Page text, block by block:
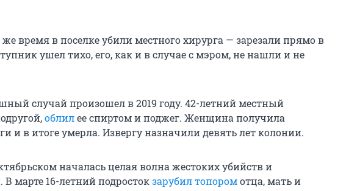
время в поселке убили местного хирурга — зарезали прямо в
ушел тихо, его, как и в случае с мэром, не нашли и не
случай произошел в 2019 году. 42-летний местный
облилее спиртом и поджег. Женщина получила
и в итоге умерла. Извергу назначили девять лет колонии.
началась целая волна жестоких убийств и
марте 16-летний подростокзарубил топоромотца, мать и